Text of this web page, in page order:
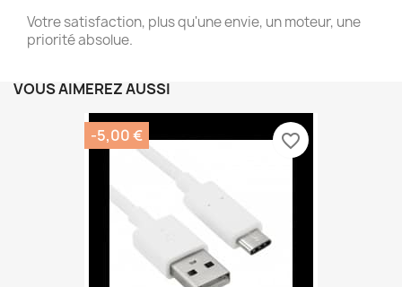
Votre satisfaction, plus qu'une envie, un moteur, une
priorité absolue.
VOUS AIMEREZ AUSSI
-5,00 € favorite_border